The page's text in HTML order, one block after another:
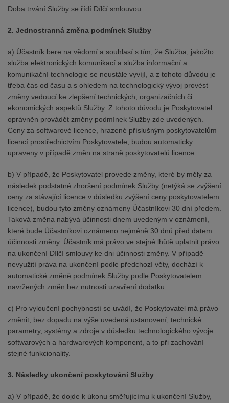
Doba trvání Služby se řídí Dílčí smlouvou.
2. Jednostranná změna podmínek Služby
a) Účastník bere na vědomí a souhlasí s tím, že Služba, jakožto
služba elektronických komunikací a služba informační a
komunikační technologie se neustále vyvíjí, a z tohoto důvodu je
třeba čas od času a s ohledem na technologický vývoj provést
změny vedoucí ke zlepšení technických, organizačních či
ekonomických aspektů Služby. Z tohoto důvodu je Poskytovatel
oprávněn provádět změny podmínek Služby zde uvedených.
Ceny za softwarové licence, hrazené příslušným poskytovatelům
licencí prostřednictvím Poskytovatele, budou automaticky
upraveny v případě změn na straně poskytovatelů licence.
b) V případě, že Poskytovatel provede změny, které by měly za
následek podstatné zhoršení podmínek Služby (netýká se zvýšení
ceny za stávající licence v důsledku zvýšení ceny poskytovatelem
licence), budou tyto změny oznámeny Účastníkovi 30 dní předem.
Taková změna nabývá účinnosti dnem uvedeným v oznámení,
které bude Účastníkovi oznámeno nejméně 30 dnů před datem
účinnosti změny. Účastník má právo ve stejné lhůtě uplatnit právo
na ukončení Dílčí smlouvy ke dni účinnosti změny. V případě
nevyužití práva na ukončení podle předchozí věty, dochází k
automatické změně podmínek Služby podle Poskytovatelem
navržených změn bez nutnosti uzavření dodatku.
c) Pro vyloučení pochybností se uvádí, že Poskytovatel má právo
změnit, bez dopadu na výše uvedená ustanovení, technické
parametry, systémy a zdroje v důsledku technologického vývoje
softwarových a hardwarových komponent, a to při zachování
stejné funkcionality.
3. Následky ukončení poskytování Služby
a) V případě, že dojde k úkonu směřujícímu k ukončení Služby,